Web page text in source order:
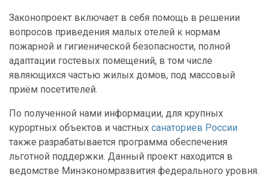
Законопроект включает в себя помощь в решении
вопросов приведения малых отелей к нормам
пожарной и гигиенической безопасности, полной
адаптации гостевых помещений, в том числе
являющихся частью жилых домов, под массовый
приём посетителей.
По полученной нами информации, для крупных
курортных объектов и частных санаториев России
также разрабатывается программа обеспечения
льготной поддержки. Данный проект находится в
ведомстве Минэкономразвития федерального уровня.